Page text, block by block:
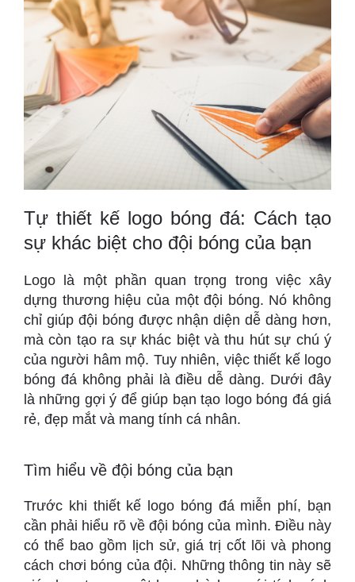
Tự thiết kế logo bóng đá: Cách tạo
sự khác biệt cho đội bóng của bạn
Logo là một phần quan trọng trong việc xây
dựng thương hiệu của một đội bóng. Nó không
chỉ giúp đội bóng được nhận diện dễ dàng hơn,
mà còn tạo ra sự khác biệt và thu hút sự chú ý
của người hâm mộ. Tuy nhiên, việc thiết kế logo
bóng đá không phải là điều dễ dàng. Dưới đây
là những gợi ý để giúp bạn tạo logo bóng đá giá
rẻ, đẹp mắt và mang tính cá nhân.
Tìm hiểu về đội bóng của bạn
Trước khi thiết kế logo bóng đá miễn phí, bạn
cần phải hiểu rõ về đội bóng của mình. Điều này
có thể bao gồm lịch sử, giá trị cốt lõi và phong
cách chơi bóng của đội. Những thông tin này sẽ